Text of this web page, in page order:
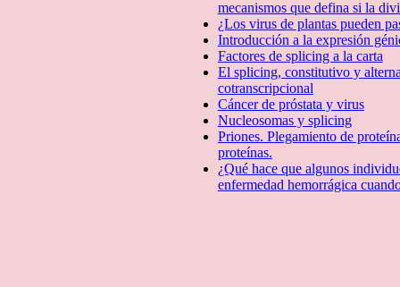
mecanismos que defina si la
¿Los virus de plantas pueden
Introducción a la expresión
Factores de splicing a la carta
El splicing, constitutivo y
cotranscripcional
Cáncer de próstata y virus
Nucleosomas y splicing
Priones. Plegamiento de
proteínas.
¿Qué hace que algunos
enfermedad hemorrágica